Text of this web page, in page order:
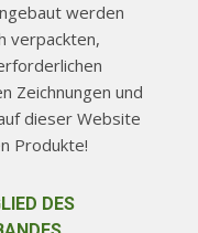
werden
verpackten,
Zeichnungen und
dieser Website
Produkte!
DES